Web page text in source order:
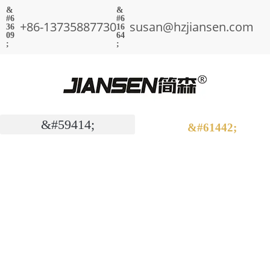
+86-13735887730 susan@hzjiansen.com